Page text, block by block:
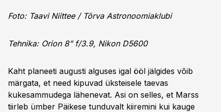
Foto: Taavi Niittee / Tõrva Astronoomiaklubi
Tehnika: Orion 8” f/3.9, Nikon D5600
Kaht planeeti augusti alguses igal ööl jälgides võib
märgata, et need kipuvad üksteisele taevas
kukesammudega lähenevat. Asi on selles, et Marss
tiirleb ümber Päikese tunduvalt kiiremini kui kauge